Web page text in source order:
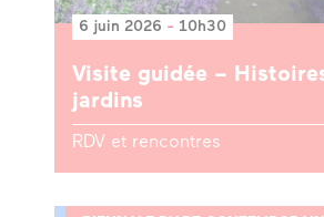
6 juin 2026 - 10h30
Visite guidée –
jardins
RDV et rencontres